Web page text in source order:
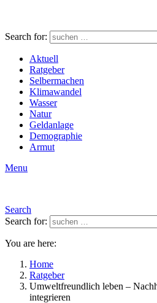
Search for:
Aktuell
Ratgeber
Selbermachen
Klimawandel
Wasser
Natur
Geldanlage
Demographie
Armut
Menu
Search
Search for:
You are here:
Home
Ratgeber
Umweltfreundlich leben –
integrieren